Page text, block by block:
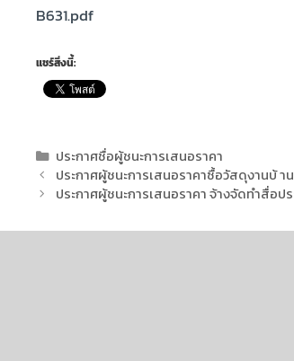
B631.pdf
แชร์สิ่งนี้:
ประกาศชื่อผู้ชนะการเสนอราคา
ประกาศผู้ชนะการเสนอราคาซื้อวัสดุงานบ้
ประกาศผู้ชนะการเสนอราคา จ้างจัดทำสื่อป